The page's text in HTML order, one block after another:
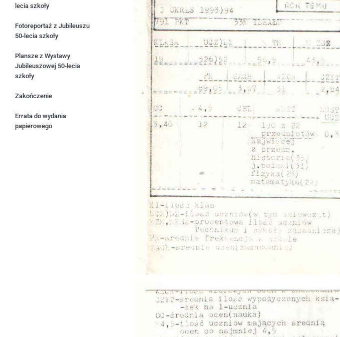
lecia szkoły
Fotoreportaż z Jubileuszu
50-lecia szkoły
Plansze z Wystawy
Jubileuszowej 50-lecia
szkoły
Zakończenie
Errata do wydania
papierowego